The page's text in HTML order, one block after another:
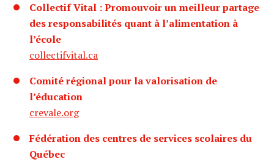
Collectif Vital : Promouvoir un meilleur partage
des responsabilités quant à l’alimentation à
l’école
collectifvital.ca
Comité régional pour la valorisation de
l’éducation
crevale.org
Fédération des centres de services scolaires du
Québec